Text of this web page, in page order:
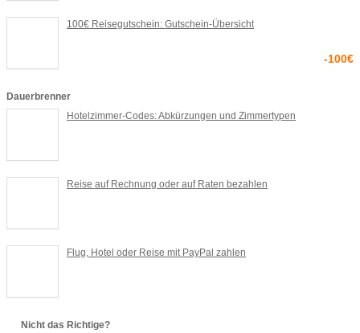
100€ Reisegutschein: Gutschein-Übersicht
-100€
Dauerbrenner
Hotelzimmer-Codes: Abkürzungen und Zimmertypen
Reise auf Rechnung oder auf Raten bezahlen
Flug, Hotel oder Reise mit PayPal zahlen
Nicht das Richtige?